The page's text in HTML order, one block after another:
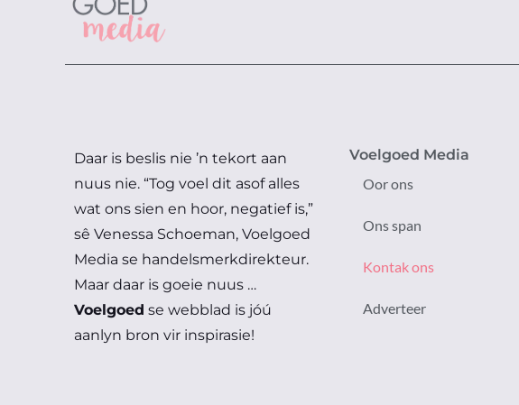
Daar is beslis nie ’n tekort aan
nuus nie. “Tog voel dit asof alles
wat ons sien en hoor, negatief is,”
sê Venessa Schoeman, Voelgoed
Media se handelsmerkdirekteur.
Maar daar is goeie nuus …
Voelgoed se webblad is jóú
aanlyn bron vir inspirasie!
Voelgoed Media
Oor ons
Ons span
Kontak ons
Adverteer